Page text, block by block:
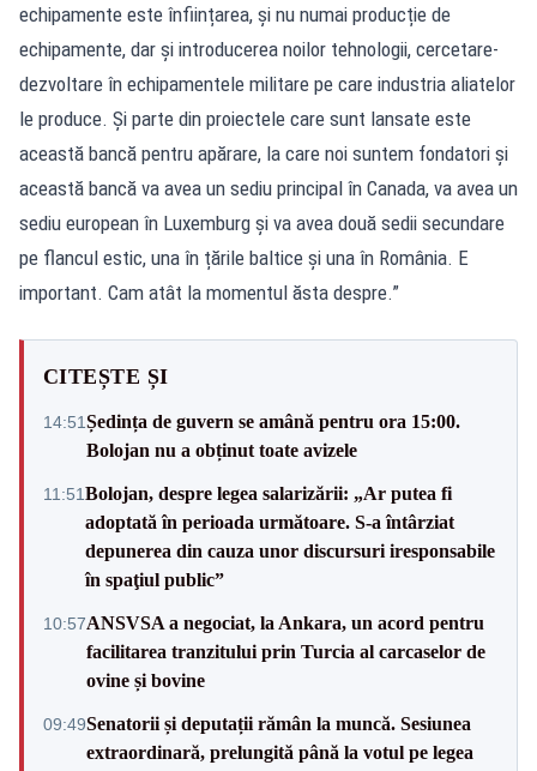
echipamente este înființarea, și nu numai producție de
echipamente, dar și introducerea noilor tehnologii, cercetare-
dezvoltare în echipamentele militare pe care industria aliatelor
le produce. Și parte din proiectele care sunt lansate este
această bancă pentru apărare, la care noi suntem fondatori și
această bancă va avea un sediu principal în Canada, va avea un
sediu european în Luxemburg și va avea două sedii secundare
pe flancul estic, una în țările baltice și una în România. E
important. Cam atât la momentul ăsta despre.”
CITEȘTE ȘI
14:51Ședința de guvern se amână pentru ora 15:00.
Bolojan nu a obținut toate avizele
11:51Bolojan, despre legea salarizării: „Ar putea fi
adoptată în perioada următoare. S-a întârziat
depunerea din cauza unor discursuri iresponsabile
în spaţiul public”
10:57ANSVSA a negociat, la Ankara, un acord pentru
facilitarea tranzitului prin Turcia al carcaselor de
ovine și bovine
09:49Senatorii și deputații rămân la muncă. Sesiunea
extraordinară, prelungită până la votul pe legea